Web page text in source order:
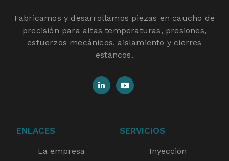
Fabricamos y desarrollamos piezas en caucho de
precisión para altas temperaturas, presiones,
esfuerzos mecánicos, aislamiento y cierres
estancos.
ENLACES
La empresa
SERVICIOS
Inyección